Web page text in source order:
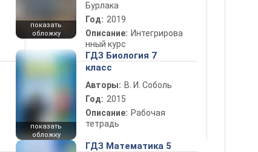
показать
обложку
Бурлака
Год: 2019
Описание: Интегрирова
нный курс
показать
обложку
ГДЗ Биология 7
класс
Авторы: В. И. Соболь
Год: 2015
Описание: Рабочая
тетрадь
ГДЗ Математика 5